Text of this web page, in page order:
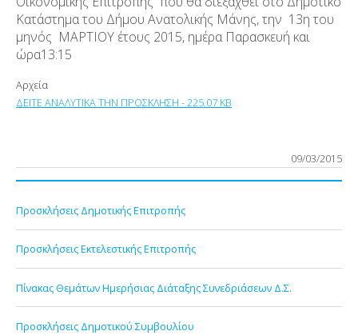
Κατάστημα του Δήμου Ανατολικής Μάνης, την 13η του
μηνός ΜΑΡΤΙΟΥ έτους 2015, ημέρα Παρασκευή και
ώρα13:15
Αρχεία
ΔΕΙΤΕ ΑΝΑΛΥΤΙΚΑ ΤΗΝ ΠΡΟΣΚΛΗΣΗ - 225.07 KB
09/03/2015
Προσκλήσεις Δημοτικής Επιτροπής
Προσκλήσεις Εκτελεστικής Επιτροπής
Πίνακας Θεμάτων Ημερήσιας Διάταξης Συνεδριάσεων Δ.Σ.
Προσκλήσεις Δημοτικού Συμβουλίου